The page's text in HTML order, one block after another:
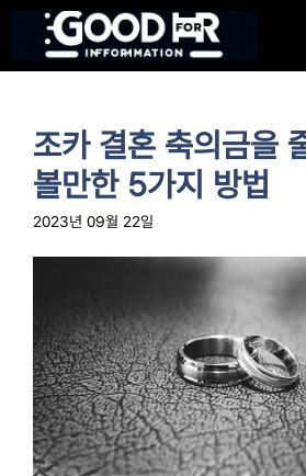
츠
조카 결혼 축의금을
볼만한 5가지 방법
2023년 09월 22일